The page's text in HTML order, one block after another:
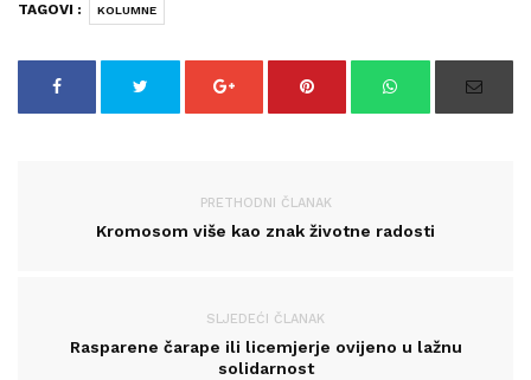
TAGOVI : KOLUMNE
PRETHODNI ČLANAK
Kromosom više kao znak životne radosti
SLJEDEĆI ČLANAK
Rasparene čarape ili licemjerje ovijeno u lažnu
solidarnost